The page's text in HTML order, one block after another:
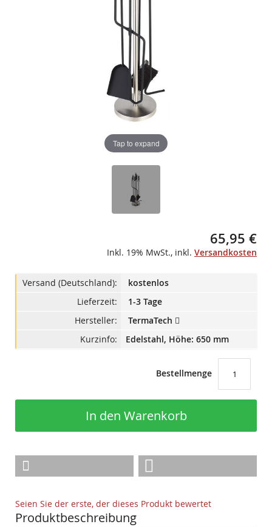
Tap to expand
65,95 €
Inkl. 19% MwSt., inkl. Versandkosten
Versand (Deutschland):
kostenlos
Lieferzeit:
1-3 Tage
Hersteller:
TermaTech
Kurzinfo:
Edelstahl, Höhe: 650 mm
Bestellmenge
In den Warenkorb
Seien Sie der erste, der dieses Produkt bewertet
Produktbeschreibung